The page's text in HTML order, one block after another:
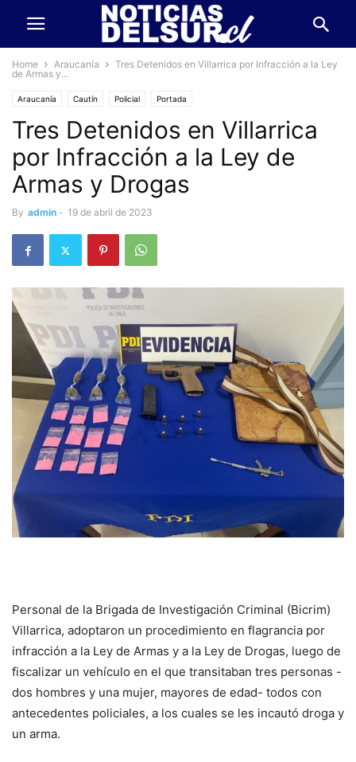
Home Araucanía
Tres Detenidos en Villarrica por Infracción a la Ley
de Armas y...
Araucanía Cautín Policial Portada
Tres Detenidos en Villarrica
por Infracción a la Ley de
Armas y Drogas
By admin - 19 de abril de 2023
Personal de la Brigada de Investigación Criminal (Bicrim)
Villarrica, adoptaron un procedimiento en flagrancia por
infracción a la Ley de Armas y a la Ley de Drogas, luego de
fiscalizar un vehículo en el que transitaban tres personas -
dos hombres y una mujer, mayores de edad- todos con
antecedentes policiales, a los cuales se les incautó droga y
un arma.